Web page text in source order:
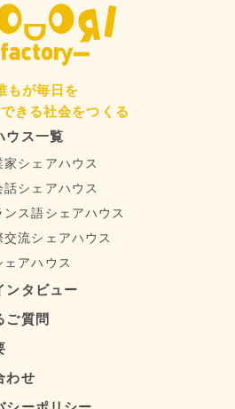
もが毎日を
きる社会をつくる
ウス一覧
家シェアハウス
話シェアハウス
ンス語シェアハウス
交流シェアハウス
ェアハウス
ンタビュー
ご質問
わせ